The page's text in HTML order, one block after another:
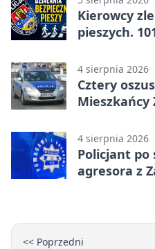
Kierowcy
pieszych.
4 sierpnia 2026
Cztery
Mieszkańcy
4 sierpnia 2026
Policjant po
agresora z
<< Poprzedni